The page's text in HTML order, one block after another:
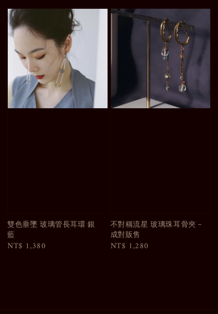
雙色垂墜 玻璃管長耳環 銀
藍
Regular
NT$ 1,380
不對稱流星 玻璃珠耳骨夾－
成對販售
Regular
NT$ 1,280